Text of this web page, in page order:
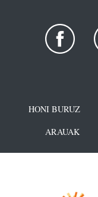
HONI BURUZ
ARAUAK